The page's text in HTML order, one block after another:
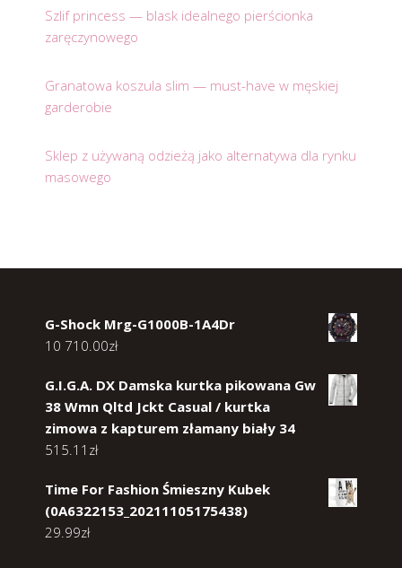
Szlif princess — blask idealnego pierścionka
zaręczynowego
Granatowa koszula slim — must-have w męskiej
garderobie
Sklep z używaną odzieżą jako alternatywa dla rynku
masowego
G-Shock Mrg-G1000B-1A4Dr
10 710.00zł
G.I.G.A. DX Damska kurtka pikowana Gw
38 Wmn Qltd Jckt Casual / kurtka
zimowa z kapturem złamany biały 34
515.11 zł
Time For Fashion Śmieszny Kubek
(0A6322153_20211105175438)
29.99zł